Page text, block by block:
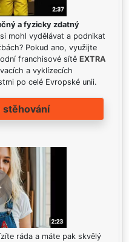
a fyzicky zdatný
mohl vydělávat a podnikat
Pokud ano, využijte
franchisové sítě EXTRA
a vyklízecích
po celé Evropské unii.
stěhování
ráda a máte pak skvělý